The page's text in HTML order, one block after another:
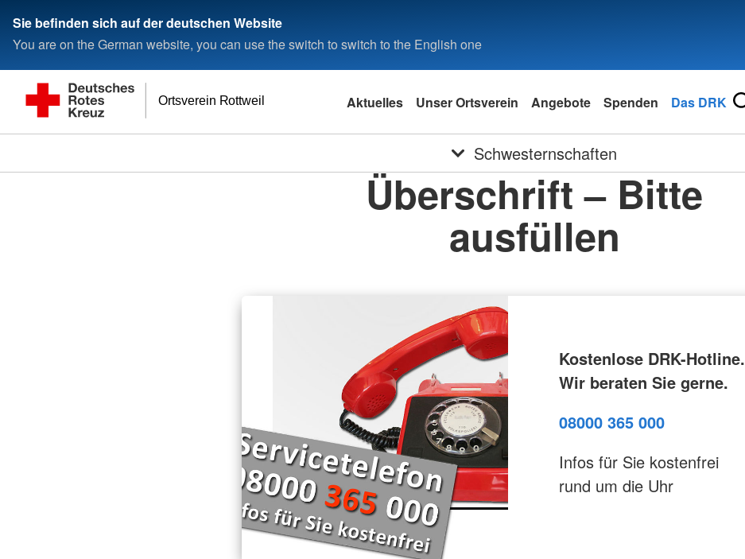
Sie befinden sich auf der deutschen Website
You are on the German website, you can use the switch to switch to the English one
Ortsverein Rottweil Aktuelles Unser Ortsverein Angebote Spenden Das DRK
Schwesternschaften
Überschrift – Bitte
ausfüllen
Kostenlose DRK-Hotline.
Wir beraten Sie gerne.
08000 365 000
Infos für Sie kostenfrei
rund um die Uhr